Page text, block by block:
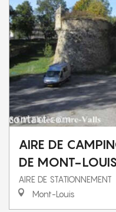
AIRE DE
DE MONT-LOUIS
AIRE DE STATIONNEMENT
Mont-Louis